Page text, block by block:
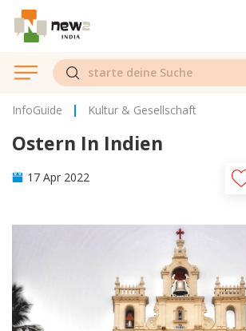
InfoGuide Kultur & Gesellschaft
Ostern In Indien
17 Apr 2022